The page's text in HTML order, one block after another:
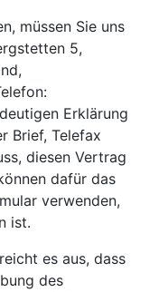
müssen Sie uns
5,
Erklärung
Brief, Telefax
diesen Vertrag
dafür das
verwenden,
ist.
es aus, dass
des